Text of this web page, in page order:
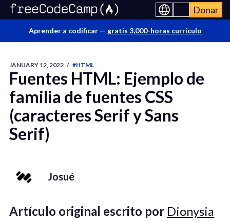
Donar
Aprender a codificar — gratis 3,000-horas currículo
JANUARY 12, 2022 / #HTML
Fuentes HTML: Ejemplo de
familia de fuentes CSS
(caracteres Serif y Sans
Serif)
Josué
Artículo original escrito por Dionysia